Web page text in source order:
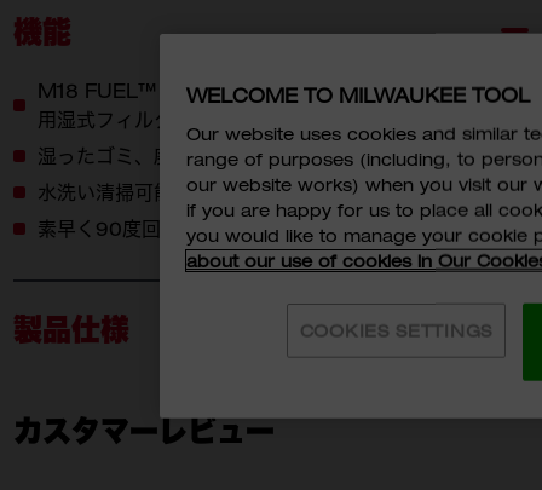
機能
M18 FUEL™ 23L 乾湿両用集塵機（M18 FVC23L）
用湿式フィルター
湿ったゴミ、廃水などに最適化されているフィルター
水洗い清掃可能
素早く90度回転し、容易に取り外し可能
製品仕様
付属品
カスタマーレビュー
WELCOME TO MILWAUKEE TOOL
Our website uses cookies and similar
range of purposes (including, to
our website works) when you visit our
if you are happy for us to place all
you would like to manage your cookie
about our use of cookies in Our
COOKIES SETTINGS